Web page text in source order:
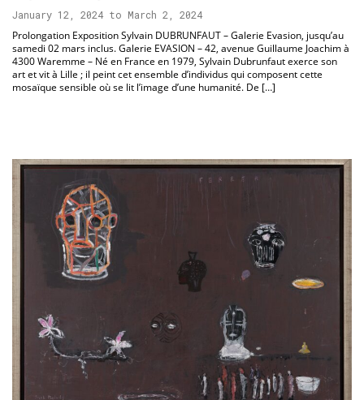
January 12, 2024 to March 2, 2024
Prolongation Exposition Sylvain DUBRUNFAUT – Galerie Evasion, jusqu’au
samedi 02 mars inclus. Galerie EVASION – 42, avenue Guillaume Joachim à
4300 Waremme – Né en France en 1979, Sylvain Dubrunfaut exerce son
art et vit à Lille ; il peint cet ensemble d’individus qui composent cette
mosaïque sensible où se lit l’image d’une humanité. De […]